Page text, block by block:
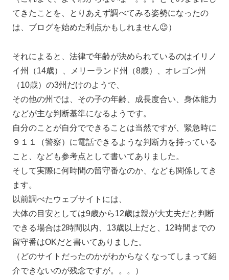
てきたことを、とりあえず調べてみる姿勢になったの
は、ブログを始めた利点かもしれません😉）
それによると、法律で年齢が決められているのはイリノ
イ州（14歳）、メリーランド州（8歳）、オレゴン州
（10歳）の3州だけのようで、
その他の州では、その子の年齢、成長度合い、身体能力
などが主な判断基準になるようです。
自分のことが自分でできることは当然ですが、緊急時に
９１１（警察）に電話できるような判断力を持っている
こと、なども参考点として書いてありました。
そして実際に何時間の留守番なのか、なども関係してき
ます。
以前調べたウェブサイトには、
大体の目安としては9歳から12歳は親が大丈夫だと判断
できる場合は2時間以内、13歳以上だと、12時間までの
留守番はOKだと書いてありました。
（どのサイトだったのかがわからなくなってしまって紹
介できないのが残念ですが。。。）